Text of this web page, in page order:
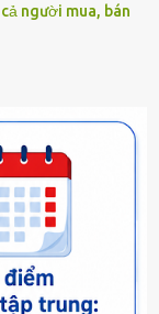
người mua, bán